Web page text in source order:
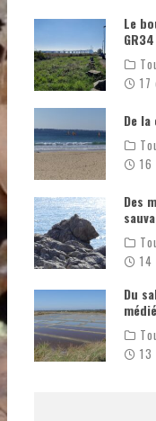
Le
De
Des
Du